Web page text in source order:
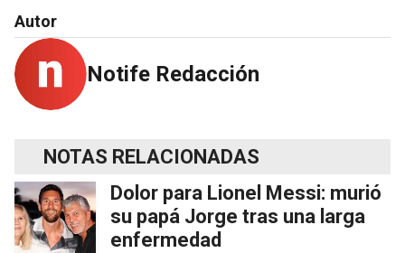
Autor
Notife Redacción
NOTAS RELACIONADAS
Dolor para Lionel Messi: murió
su papá Jorge tras una larga
enfermedad